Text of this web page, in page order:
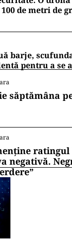
de metri de
barje,
pentru a se
săptămâna
negativă.